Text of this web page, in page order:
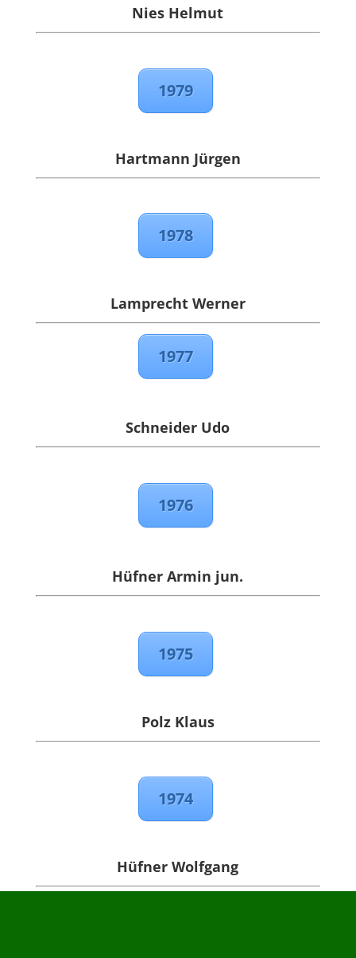
Nies Helmut
1979
Hartmann Jürgen
1978
Lamprecht Werner
1977
Schneider Udo
1976
Hüfner Armin jun.
1975
Polz Klaus
1974
Hüfner Wolfgang